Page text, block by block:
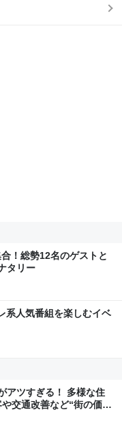
！総勢12名のゲストと
タリー
系人気番組を楽しむイベ
アツすぎる！ 多様な住
交通改善など“街の価値